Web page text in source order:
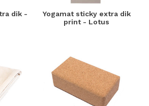
dik -
Yogamat sticky extra dik
print - Lotus